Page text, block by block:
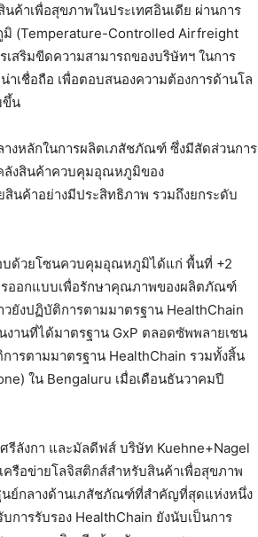
ค้าเพื่อสุขภาพในประเทศอินเดีย ผ่านการ
(Temperature-Controlled Airfreight
เสริมขีดความสามารถของบริษัทฯ ในการ
เชื่อถือ เพื่อตอบสนองความต้องการด้านโล
ขึ้น
งหลักในการผลิตเภสัชภัณฑ์ ซึ่งมีสัดส่วนการ
ลังสินค้าควบคุมอุณหภูมิของ
นค้าอย่างมีประสิทธิภาพ รวมถึงยกระดับ
บด้วยโซนควบคุมอุณหภูมิได้แก่ พื้นที่ +2
รออกแบบเพื่อรักษาคุณภาพของผลิตภัณฑ์
ยังปฏิบัติการตามมาตรฐาน HealthChain
งานที่ได้มาตรฐาน GxP ตลอดซัพพลายเชน
ารตามมาตรฐาน HealthChain รวมทั้งสิ้น
ใน Bengaluru เมื่อเดือนธันวาคมปี
รีลังกา และมัลดีฟส์ บริษัท Kuehne+Nagel
ครือข่ายโลจิสติกส์สำหรับสินค้าเพื่อสุขภาพ
นย์กลางด้านเภสัชภัณฑ์ที่สำคัญที่สุดแห่งหนึ่ง
การรับรอง HealthChain ยังนับเป็นการ